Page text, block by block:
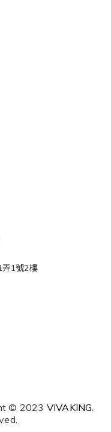
1號2樓
© 2023 VIVAKING.